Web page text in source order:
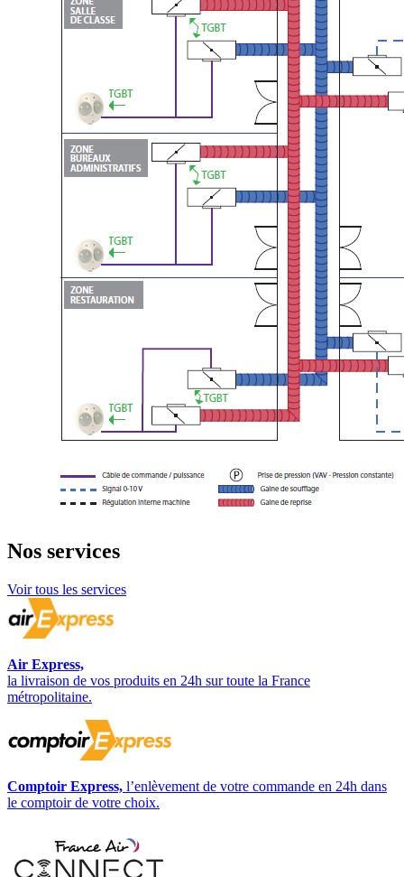
Nos services
Voir tous les services
Air Express,
la livraison de vos produits en 24h sur toute la France
métropolitaine.
Comptoir Express, l’enlèvement de votre commande en 24h dans
le comptoir de votre choix.